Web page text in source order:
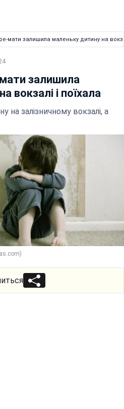
мати залишила маленьку дитину на
залишила
вокзалі і поїхала
на залізничному вокзалі, а